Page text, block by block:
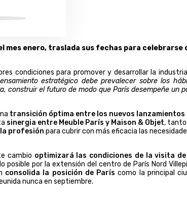
mes enero, traslada sus fechas para celebrarse
condiciones para promover y desarrollar la
estratégico debe prevalecer sobre los
construir el futuro de modo que París desempeñe un
transición óptima entre los nuevos lanzamientos
sinergia entre Meuble París y Maison & Objet, tanto
profesión para cubrir con más eficacia las
cambio optimizará las condiciones de la visita
posible por la extensión del centro de París Nord
consolida la posición de París como la principal
nunca en septiembre.